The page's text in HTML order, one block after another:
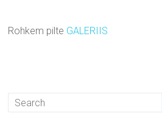
Rohkem pilte GALERIIS